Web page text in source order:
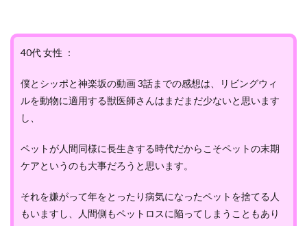
40代 女性 ：
僕とシッポと神楽坂の動画 3話までの感想は、リビングウィ
ルを動物に適用する獣医師さんはまだまだ少ないと思います
し、
ペットが人間同様に長生きする時代だからこそペットの末期
ケアというのも大事だろうと思います。
それを嫌がって年をとったり病気になったペットを捨てる人
もいますし、人間側もペットロスに陥ってしまうこともあり